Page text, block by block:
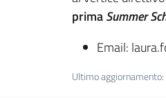
primaSummer
Email:
Ultimo aggiornamento: